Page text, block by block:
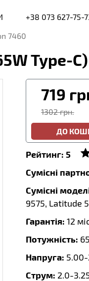
+38 073 627-75-
7460
Type-
719
1302 грн.
ДО
Рейтинг: 5
Сумісні
Сумісні
9575, Latitude
Гарантія: 12
Потужність:
Напруга:
Струм: 2.0-